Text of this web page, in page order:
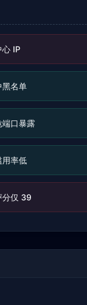
心 IP
黑名单
端口暴露
用率低
分仅 39